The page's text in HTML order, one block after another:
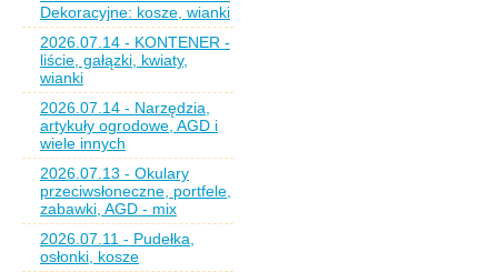
Dekoracyjne: kosze, wianki
2026.07.14 - KONTENER -
liście, gałązki, kwiaty,
wianki
2026.07.14 - Narzędzia,
artykuły ogrodowe, AGD i
wiele innych
2026.07.13 - Okulary
przeciwsłoneczne, portfele,
zabawki, AGD - mix
2026.07.11 - Pudełka,
osłonki, kosze